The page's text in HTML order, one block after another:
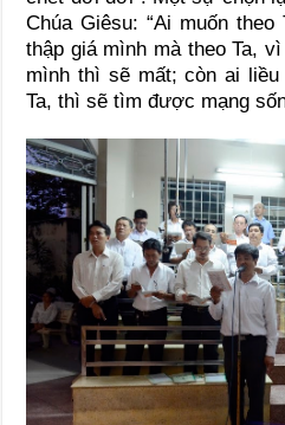
Chúa Giêsu: “Ai muốn
thập giá mình mà theo Ta,
mình thì sẽ mất; còn ai
Ta, thì sẽ tìm được mạng